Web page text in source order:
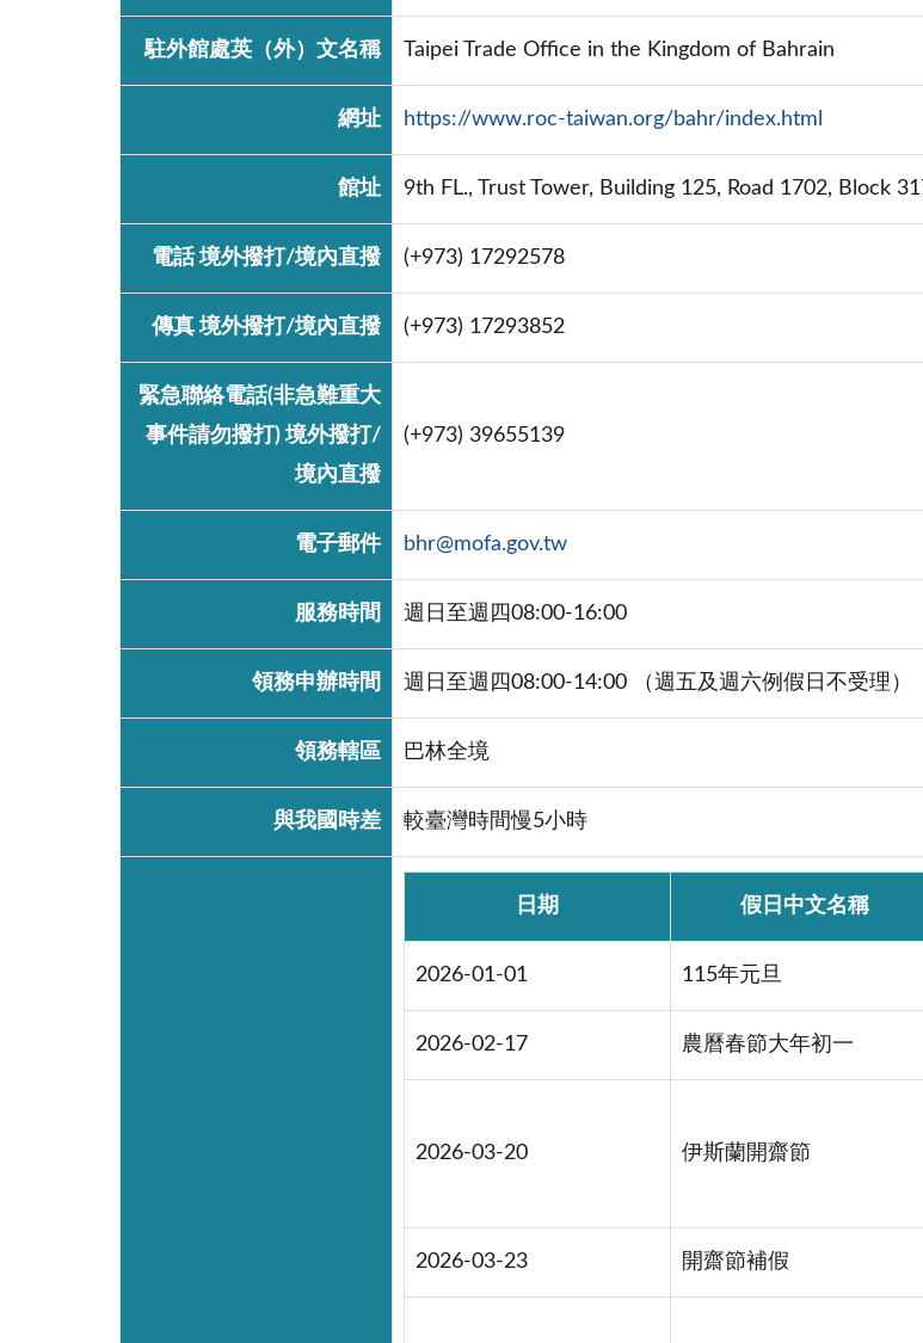
駐外館處英（外）文名稱 Taipei Trade Office in the Kingdom of Bahrain
網址 https://www.roc-taiwan.org/bahr/index.html
館址 9th FL., Trust Tower, Building 125, Road 1702, Block
電話 境外撥打/境內直撥 (+973) 17292578
傳真 境外撥打/境內直撥 (+973) 17293852
緊急聯絡電話(非急難重大
事件請勿撥打) 境外撥打/
境內直撥
(+973) 39655139
電子郵件 bhr@mofa.gov.tw
服務時間 週日至週四08:00-16:00
領務申辦時間 週日至週四08:00-14:00 （週五及週六例假日不受理）
領務轄區 巴林全境
與我國時差 較臺灣時間慢5小時
日期 假日中文名稱
2026-01-01 115年元旦
2026-02-17 農曆春節大年初一
2026-03-20 伊斯蘭開齋節
2026-03-23 開齋節補假